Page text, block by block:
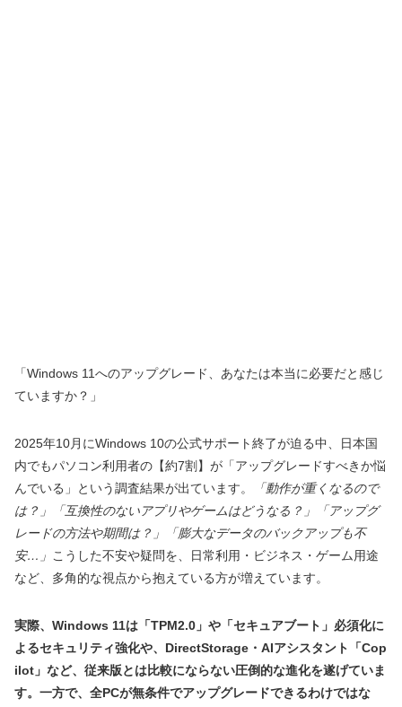
「Windows 11へのアップグレード、あなたは本当に必要だと感じ
ていますか？」
2025年10月にWindows 10の公式サポート終了が迫る中、日本国
内でもパソコン利用者の【約7割】が「アップグレードすべきか悩
んでいる」という調査結果が出ています。
「動作が重くなるので
は？」「互換性のないアプリやゲームはどうなる？」「アップグ
レードの方法や期間は？」「膨大なデータのバックアップも不
安…」 こうした不安や疑問を、日常利用・ビジネス・ゲーム用途
など、多角的な視点から抱えている方が増えています。
実際、Windows 11は「TPM2.0」や「セキュアブート」必須化に
よるセキュリティ強化や、DirectStorage・AIアシスタント「Cop
ilot」など、従来版とは比較にならない圧倒的な進化を遂げていま
す。一方で、全PCが無条件でアップグレードできるわけではな